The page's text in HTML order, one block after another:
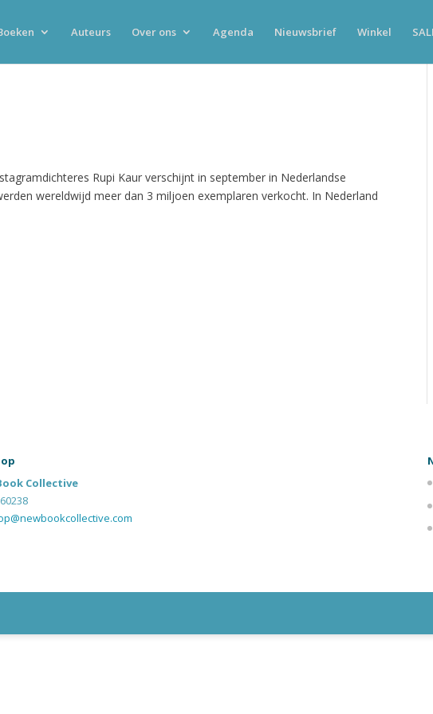
Auteurs Over ons Agenda Nieuwsbrief Winkel
Rupi Kaur verschijnt in september in Nederlandse
wereldwijd meer dan 3 miljoen exemplaren verkocht. In Nederland
Collective